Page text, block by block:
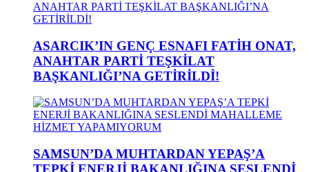
ASARCIK’IN GENÇ ESNAFI FATİH ONAT,
ANAHTAR PARTİ TEŞKİLAT
BAŞKANLIĞI’NA GETİRİLDİ!
SAMSUN’DA MUHTARDAN YEPAŞ’A
TEPKİ ENERJİ BAKANLIĞINA SESLENDİ